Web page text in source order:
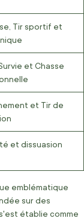
Tir sportif et
et Chasse
et Tir de
et dissuasion
emblématique
sur des
établie comme